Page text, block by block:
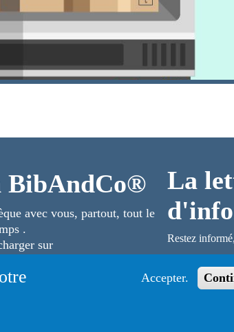
BibAndCo®
avec vous, partout, tout le
.
sur
La
Restez
Accepter.